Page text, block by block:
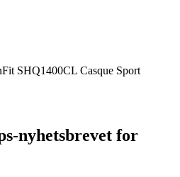
SHQ1400CL Casque Sport
nyhetsbrevet for